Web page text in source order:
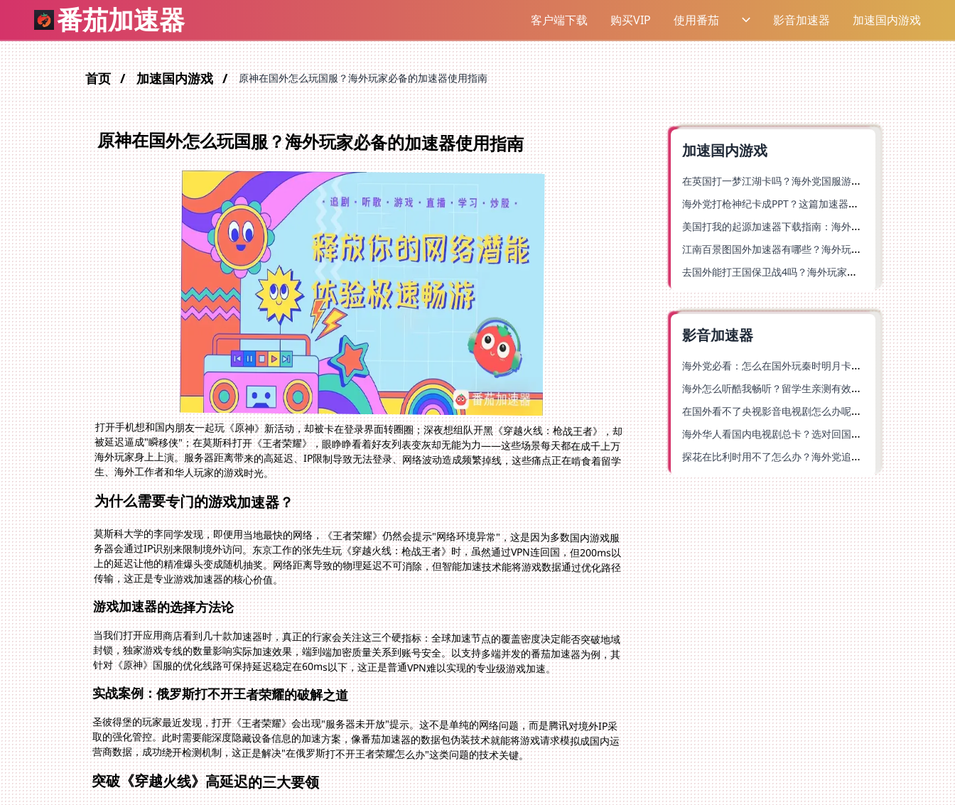
番茄加速器 客户端下载 购买VIP 使用番茄 影音加速器 加速国内游戏
首页 加速国内游戏 原神在国外怎么玩国服？海外玩家必备的加速器使用指南
原神在国外怎么玩国服？海外玩家必备的加速器使用指南
打开手机想和国内朋友一起玩《原神》新活动，却被卡在登录界面转圈圈；深夜想组队开黑《穿越火线：枪战王者》，却
被延迟逼成"瞬移侠"；在莫斯科打开《王者荣耀》，眼睁睁看着好友列表变灰却无能为力——这些场景每天都在成千上万
海外玩家身上上演。服务器距离带来的高延迟、IP限制导致无法登录、网络波动造成频繁掉线，这些痛点正在啃食着留学
生、海外工作者和华人玩家的游戏时光。
为什么需要专门的游戏加速器？
莫斯科大学的李同学发现，即便用当地最快的网络，《王者荣耀》仍然会提示"网络环境异常"，这是因为多数国内游戏服
务器会通过IP识别来限制境外访问。东京工作的张先生玩《穿越火线：枪战王者》时，虽然通过VPN连回国，但200ms以
上的延迟让他的精准爆头变成随机抽奖。网络距离导致的物理延迟不可消除，但智能加速技术能将游戏数据通过优化路径
传输，这正是专业游戏加速器的核心价值。
游戏加速器的选择方法论
当我们打开应用商店看到几十款加速器时，真正的行家会关注这三个硬指标：全球加速节点的覆盖密度决定能否突破地域
封锁，独家游戏专线的数量影响实际加速效果，端到端加密质量关系到账号安全。以支持多端并发的番茄加速器为例，其
针对《原神》国服的优化线路可保持延迟稳定在60ms以下，这正是普通VPN难以实现的专业级游戏加速。
实战案例：俄罗斯打不开王者荣耀的破解之道
圣彼得堡的玩家最近发现，打开《王者荣耀》会出现"服务器未开放"提示。这不是单纯的网络问题，而是腾讯对境外IP采
取的强化管控。此时需要能深度隐藏设备信息的加速方案，像番茄加速器的数据包伪装技术就能将游戏请求模拟成国内运
营商数据，成功绕开检测机制，这正是解决"在俄罗斯打不开王者荣耀怎么办"这类问题的技术关键。
突破《穿越火线》高延迟的三大要领
加速国内游戏
在英国打一梦江湖卡吗？海外党国服游戏不卡顿的终极解法
海外党打枪神纪卡成PPT？这篇加速器选择指南帮你丝滑上分
美国打我的起源加速器下载指南：海外玩国服游戏不再卡的终极方案
江南百景图国外加速器有哪些？海外玩家亲测好用的选择与避坑指南
去国外能打王国保卫战4吗？海外玩家国服游戏加速全攻略（附公主连结幻想江湖实测）
影音加速器
海外党必看：怎么在国外玩秦时明月卡牌版？附豆瓣EZCast地区限制破解法
海外怎么听酷我畅听？留学生亲测有效的华语内容解锁指南
在国外看不了央视影音电视剧怎么办呢？海外党亲测有效的回国加速方案
海外华人看国内电视剧总卡？选对回国加速器，还能解决菲律宾打不开反诈中心的问题
探花在比利时用不了怎么办？海外党追剧办事全攻略，选对加速器就够了